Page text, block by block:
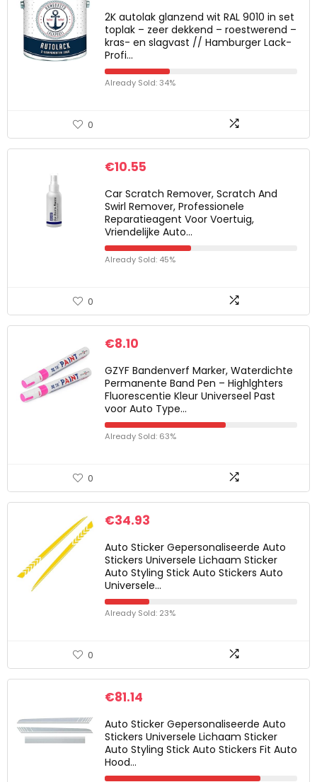
2K autolak glanzend wit RAL 9010 in set
toplak – zeer dekkend – roestwerend –
kras- en slagvast // Hamburger Lack-
Profi…
Already Sold: 34%
0
€10.55
Car Scratch Remover, Scratch And
Swirl Remover, Professionele
Reparatieagent Voor Voertuig,
Vriendelijke Auto…
Already Sold: 45%
0
€8.10
GZYF Bandenverf Marker, Waterdichte
Permanente Band Pen – Highlghters
Fluorescentie Kleur Universeel Past
voor Auto Type…
Already Sold: 63%
0
€34.93
Auto Sticker Gepersonaliseerde Auto
Stickers Universele Lichaam Sticker
Auto Styling Stick Auto Stickers Auto
Universele…
Already Sold: 23%
0
€81.14
Auto Sticker Gepersonaliseerde Auto
Stickers Universele Lichaam Sticker
Auto Styling Stick Auto Stickers Fit Auto
Hood…